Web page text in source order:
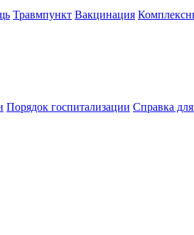
Травмпункт Вакцинация
Порядок госпитализации Справка